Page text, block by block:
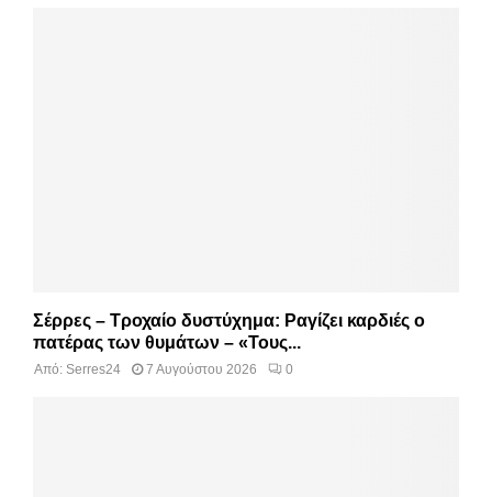
Σέρρες – Τροχαίο δυστύχημα: Ραγίζει καρδιές ο
πατέρας των θυμάτων – «Τους...
Από: Serres24 7 Αυγούστου 2026 0